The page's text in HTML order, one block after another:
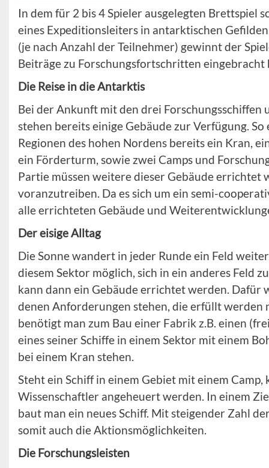
In dem für 2 bis 4 Spieler ausgelegten Brettspiel
eines Expeditionsleiters in antarktischen
(je nach Anzahl der Teilnehmer) gewinnt der
Beiträge zu Forschungsfortschritten eingebracht
Die Reise in die Antarktis
Bei der Ankunft mit den drei Forschungsschiffen
stehen bereits einige Gebäude zur Verfügung.
Regionen des hohen Nordens bereits ein Kran,
ein Förderturm, sowie zwei Camps und
Partie müssen weitere dieser Gebäude errichtet
voranzutreiben. Da es sich um ein semi-
alle errichteten Gebäude und
Der eisige Alltag
Die Sonne wandert in jeder Runde ein Feld
diesem Sektor möglich, sich in ein anderes Feld
kann dann ein Gebäude errichtet werden. Dafür
denen Anforderungen stehen, die erfüllt werden
benötigt man zum Bau einer Fabrik z.B. einen
eines seiner Schiffe in einem Sektor mit einem
bei einem Kran stehen.
Steht ein Schiff in einem Gebiet mit einem Camp,
Wissenschaftler angeheuert werden. In einem
baut man ein neues Schiff. Mit steigender Zahl
somit auch die Aktionsmöglichkeiten.
Die Forschungsleisten